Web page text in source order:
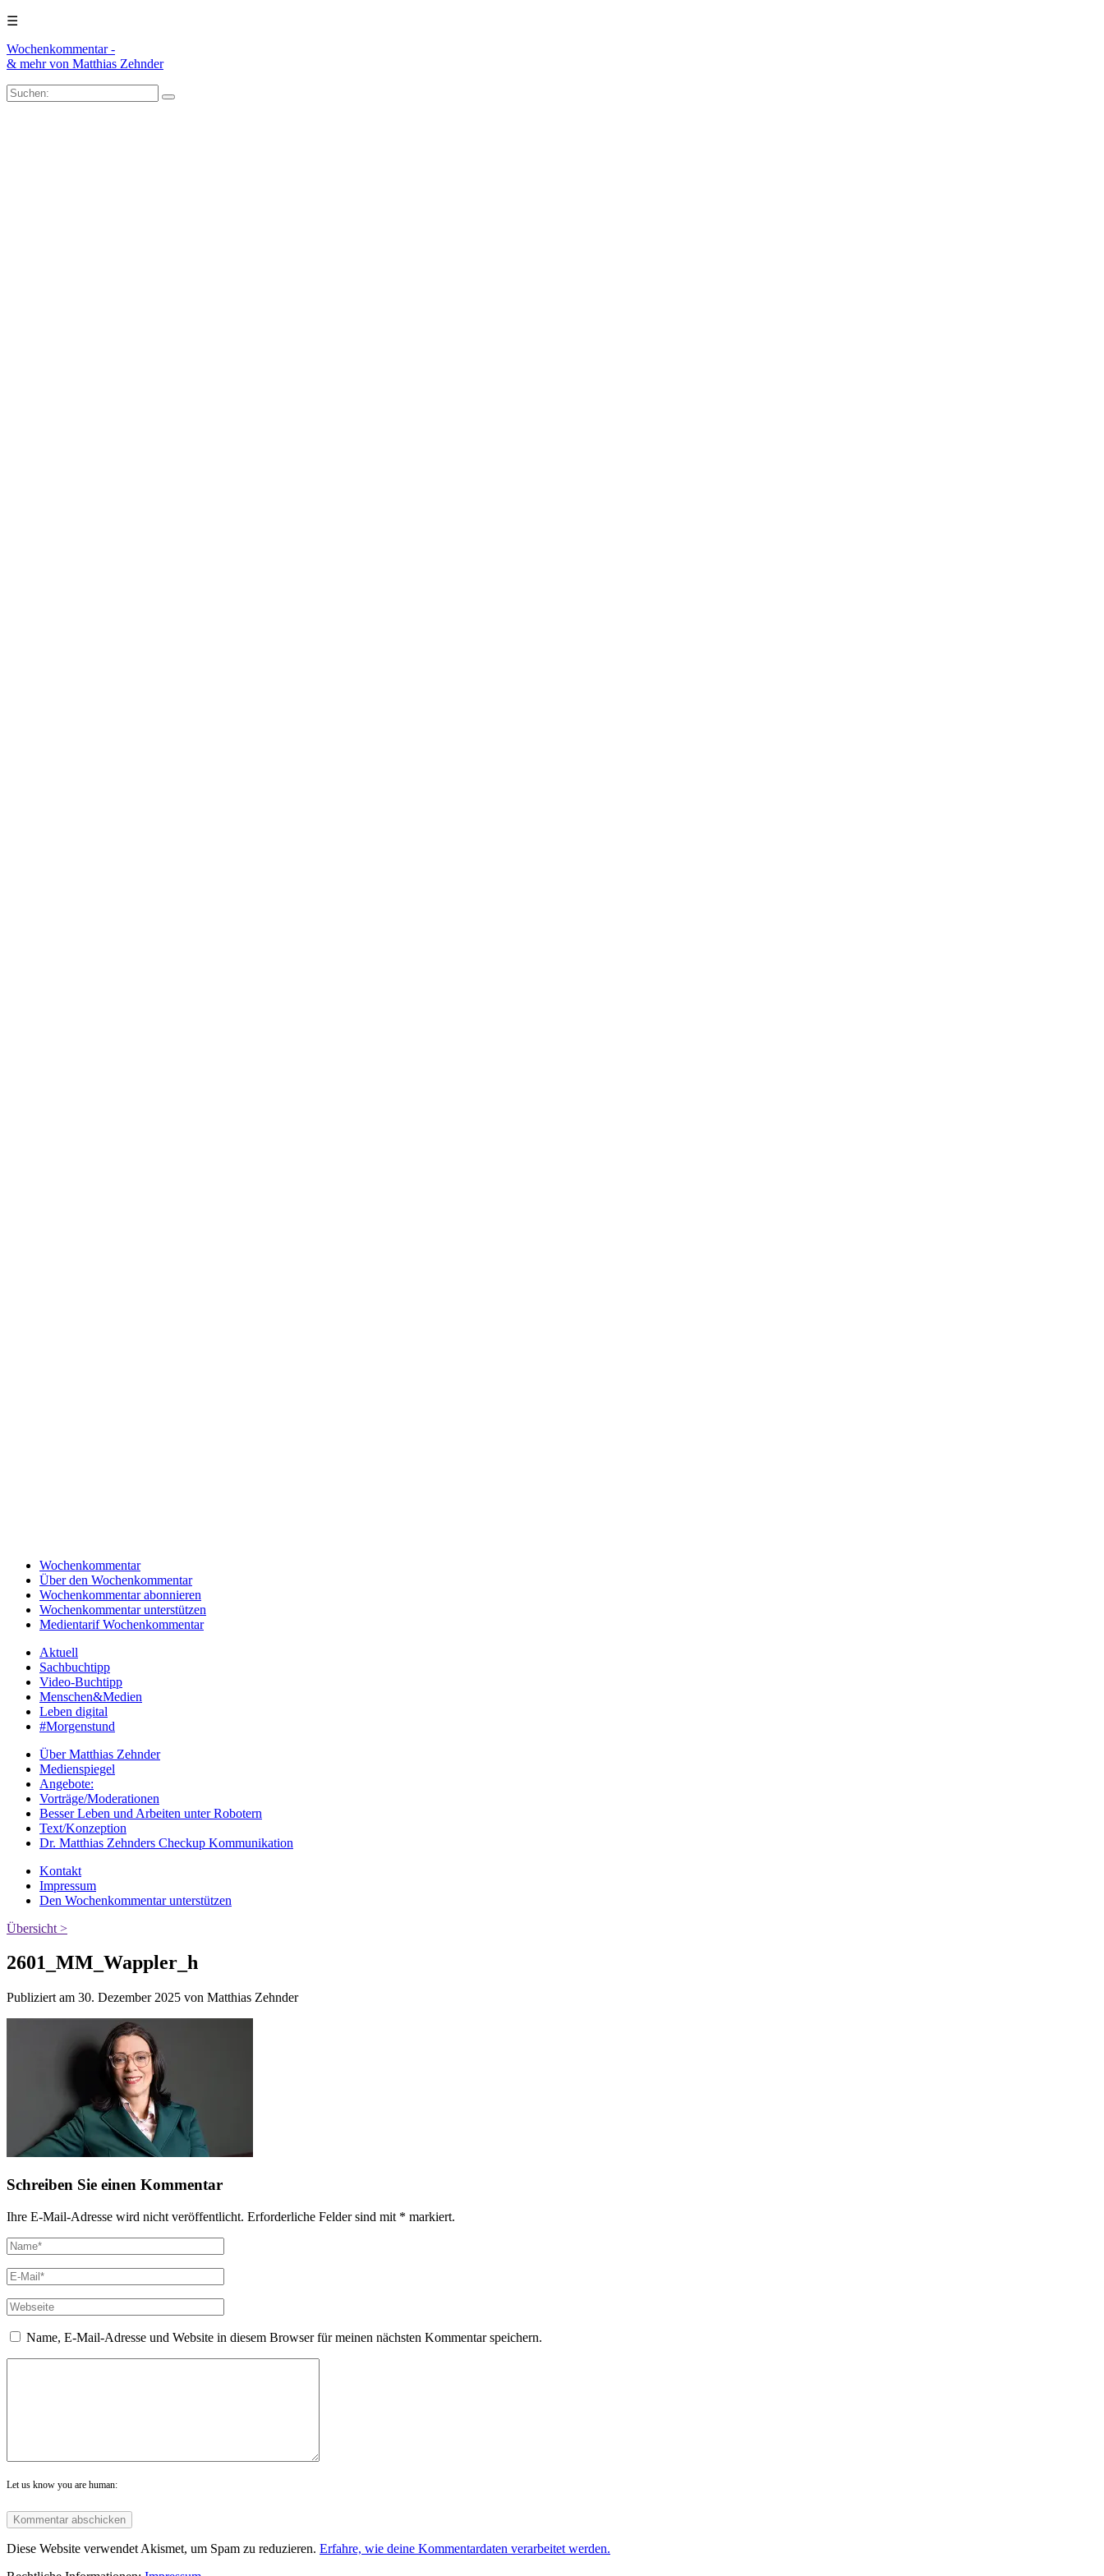
☰
Wochenkommentar -
& mehrvon Matthias Zehnder
Wochenkommentar
Über den Wochenkommentar
Wochenkommentar abonnieren
Wochenkommentar unterstützen
Medientarif Wochenkommentar
Aktuell
Sachbuchtipp
Video-Buchtipp
Menschen&Medien
Leben digital
#Morgenstund
Über Matthias Zehnder
Medienspiegel
Angebote:
Vorträge/Moderationen
Besser Leben und Arbeiten unter Robotern
Text/Konzeption
Dr. Matthias Zehnders Checkup Kommunikation
Kontakt
Impressum
Den Wochenkommentar unterstützen
Übersicht >
2601_MM_Wappler_h
Publiziert am 30. Dezember 2025 von Matthias Zehnder
Schreiben Sie einen Kommentar
Ihre E-Mail-Adresse wird nicht veröffentlicht. Erforderliche Felder sind mit * markiert.
Name, E-Mail-Adresse und Website in diesem Browser für meinen nächsten Kommentar speichern.
Let us know you are human:
Diese Website verwendet Akismet, um Spam zu reduzieren. Erfahre, wie deine Kommentardaten verarbeitet werden.